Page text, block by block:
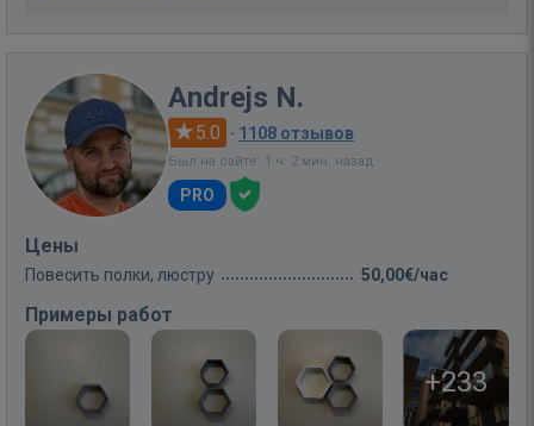
Andrejs N.
5.0 · 1108 отзывов
Был на сайте: 1 ч. 2 мин. назад
PRO
Цены
Повесить полки, люстру 50,00€/час
Примеры работ
+233